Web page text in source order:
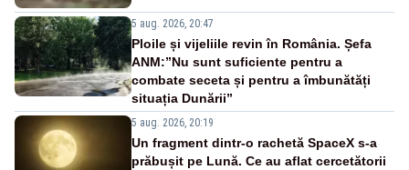
5 aug. 2026, 20:47
Ploile și vijeliile revin în România. Șefa
ANM:”Nu sunt suficiente pentru a
combate seceta și pentru a îmbunătăți
situația Dunării”
5 aug. 2026, 20:19
Un fragment dintr-o rachetă SpaceX s-a
prăbușit pe Lună. Ce au aflat cercetătorii